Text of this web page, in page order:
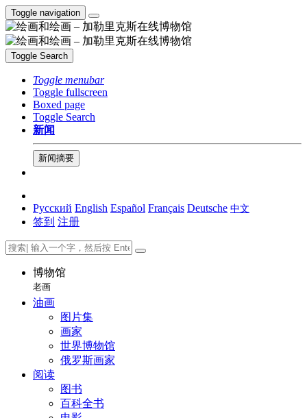
Toggle navigation
Toggle Search
Toggle menubar
Toggle fullscreen
Boxed page
Toggle Search
新闻
新闻摘要
Русский English Español Français Deutsche 中文
签到 注册
博物馆
老画
油画
图片集
画家
世界博物馆
俄罗斯画家
阅读
图书
百科全书